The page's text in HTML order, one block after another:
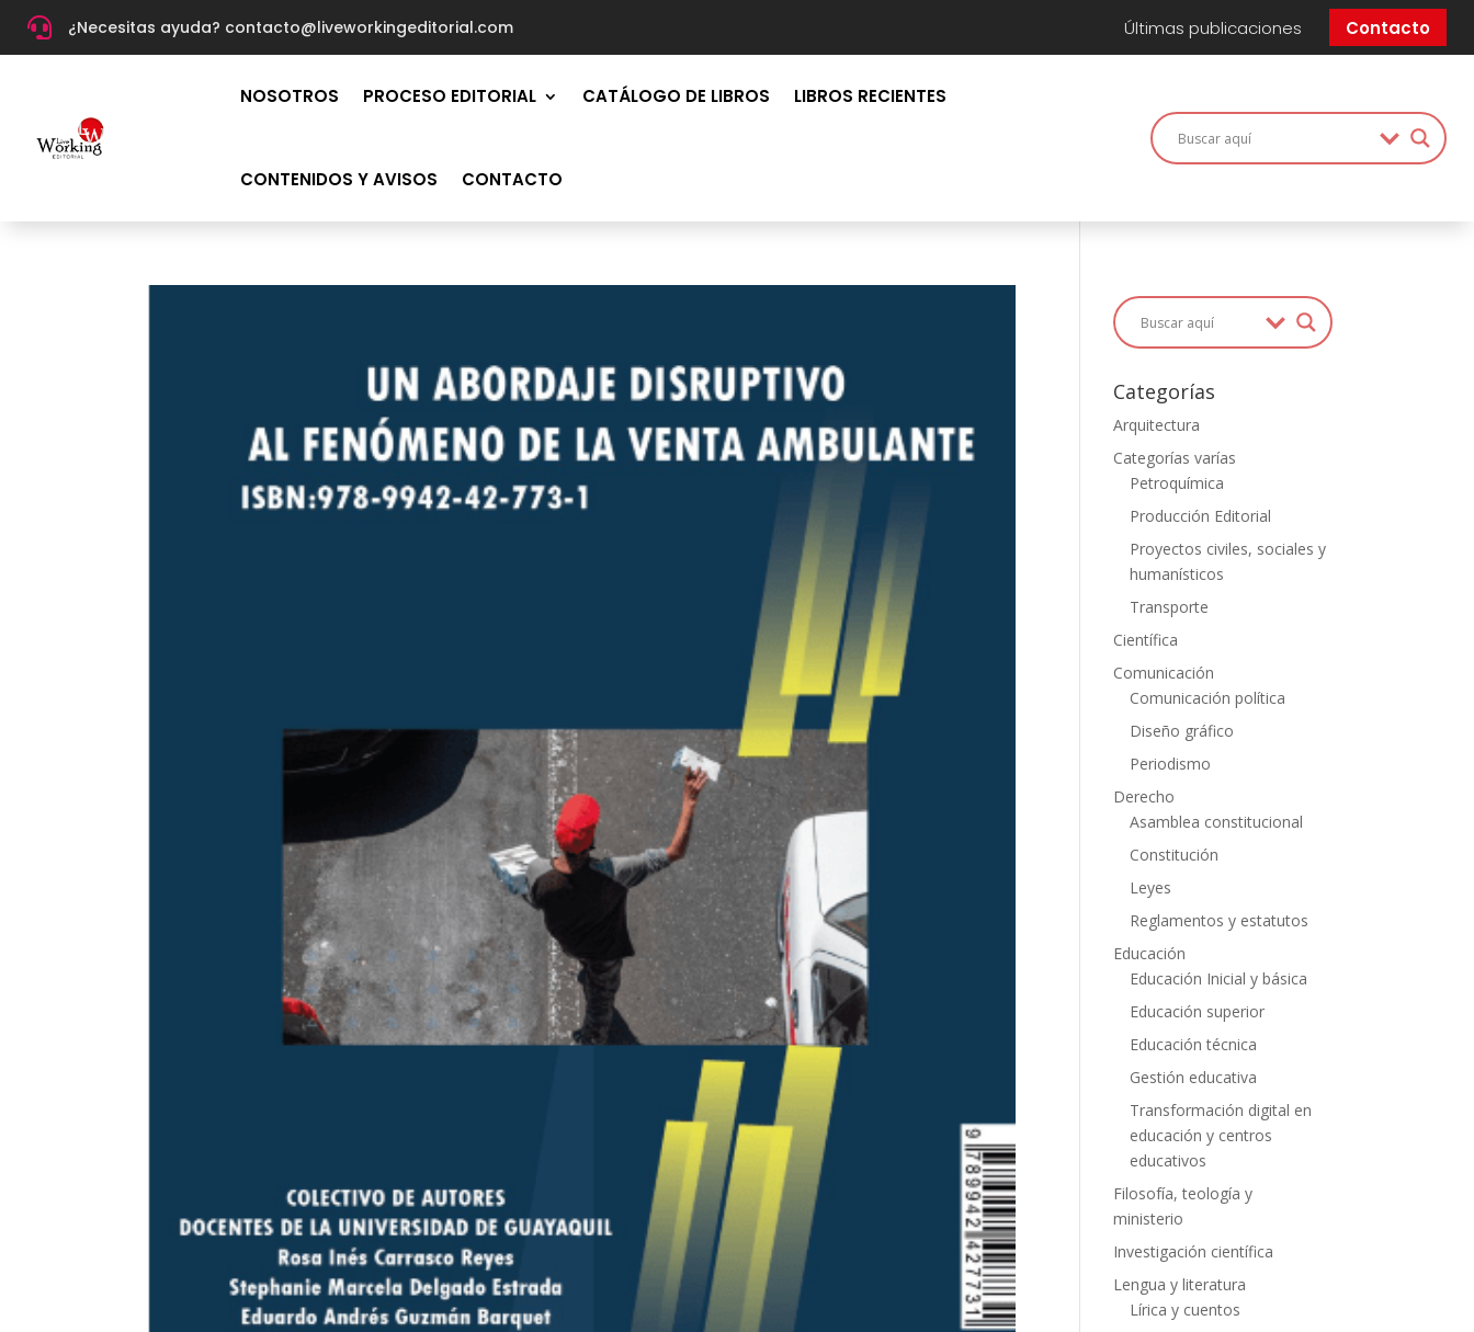
 ¿Necesitas ayuda? contacto@liveworkingeditorial.com Últimas publicaciones Contacto
NOSOTROS PROCESO EDITORIAL CATÁLOGO DE LIBROS LIBROS RECIENTES
CONTENIDOS Y AVISOS CONTACTO
Categorías
Arquitectura
Categorías varías
Petroquímica
Producción Editorial
Proyectos civiles, sociales y
humanísticos
Transporte
Científica
Comunicación
Comunicación política
Diseño gráfico
Periodismo
Derecho
Asamblea constitucional
Constitución
Leyes
Reglamentos y estatutos
Educación
Educación Inicial y básica
Educación superior
Educación técnica
Gestión educativa
Transformación digital en
educación y centros
educativos
Filosofía, teología y
ministerio
Investigación científica
Lengua y literatura
Lírica y cuentos